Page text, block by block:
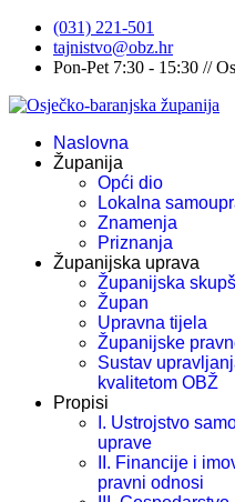
(031) 221-501
tajnistvo@obz.hr
Pon-Pet 7:30 - 15:30 //
Naslovna
Županija
Opći dio
Lokalna
Znamenja
Priznanja
Županijska uprava
Županijska
Župan
Upravna tijela
Županijske
Sustav
kvalitetom OBŽ
Propisi
I. Ustrojstvo
uprave
II. Financije i
pravni odnosi